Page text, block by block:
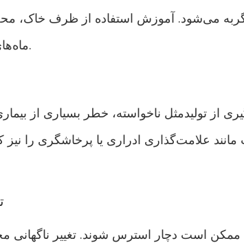
می‌شود. آموزش استفاده از ظرف خاک،
ماه‌های اول زندگی اهمیت زیادی دارد.
از تولیدمثل ناخواسته، خطر بسیاری از
علامت‌گذاری ادراری یا پرخاشگری را
ممکن است دچار استرس شوند. تغییر ناگهانی